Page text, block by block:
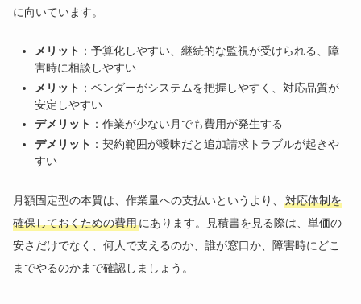
に向いています。
メリット ：予算化しやすい、継続的な監視が受けられる、障
害時に相談しやすい
メリット ：ベンダーがシステムを把握しやすく、対応品質が
安定しやすい
デメリット ：作業が少ない月でも費用が発生する
デメリット ：契約範囲が曖昧だと追加請求トラブルが起きや
すい
月額固定型の本質は、作業量への支払いというより、対応体制を
確保しておくための費用にあります。見積書を見る際は、単価の
安さだけでなく、何人で支えるのか、誰が窓口か、障害時にどこ
までやるのかまで確認しましょう。